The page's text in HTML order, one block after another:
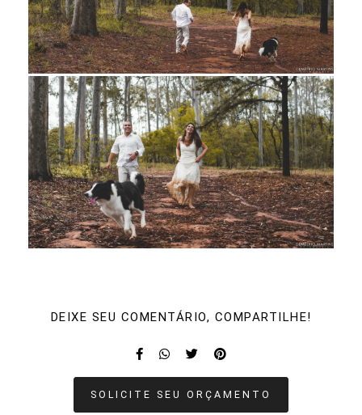
DEIXE SEU COMENTÁRIO, COMPARTILHE!
SOLICITE SEU ORÇAMENTO